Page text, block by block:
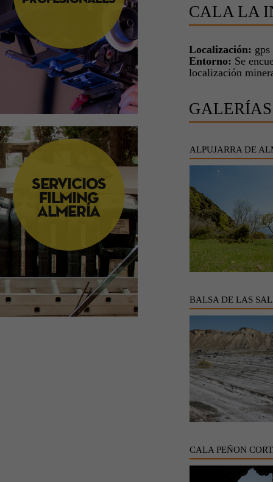
CALA LA
Localización: gps
Entorno: Se
localización
ALPUJARRA DE
BALSA DE LAS
CALA PEÑON